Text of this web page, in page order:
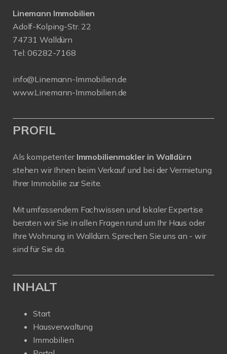
Linemann Immobilien
Adolf-Kolping-Str. 22
74731 Walldürn
Tel:06282-7168
info@Linemann-Immobilien.de
www.Linemann-Immobilien.de
PROFIL
Als kompetenter Immobilienmakler in Walldürn
stehen wir Ihnen beim Verkauf und bei der Vermietung
Ihrer Immobilie zur Seite.
Mit umfassendem Fachwissen und lokaler Expertise
beraten wir Sie in allen Fragen rund um Ihr Haus oder
Ihre Wohnung in Walldürn. Sprechen Sie uns an - wir
sind für Sie da.
INHALT
Start
Hausverwaltung
Immobilien